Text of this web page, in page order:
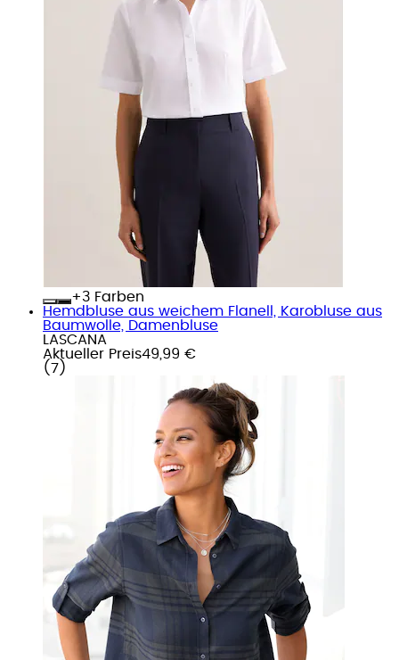
+
Farben
Hemdbluse aus weichem Flanell, Karobluse aus
Baumwolle, Damenbluse
LASCANA
Aktueller Preis49,99 €
( 7 )